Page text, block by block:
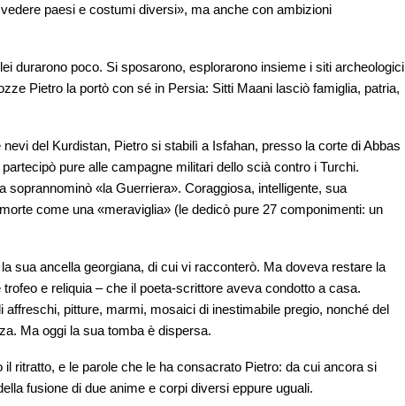
paesi e costumi diversi», ma anche con ambizioni
durarono poco. Si sposarono, esplorarono insieme i siti archeologici
Pietro la portò con sé in Persia: Sitti Maani lasciò famiglia, patria,
del Kurdistan, Pietro si stabilì a Isfahan, presso la corte di Abbas
pure alle campagne militari dello scià contro i Turchi.
soprannominò «la Guerriera». Coraggiosa, intelligente, sua
come una «meraviglia» (le dedicò pure 27 componimenti: un
sua ancella georgiana, di cui vi racconterò. Ma doveva restare la
e reliquia – che il poeta-scrittore aveva condotto a casa.
affreschi, pitture, marmi, mosaici di inestimabile pregio, nonché del
Ma oggi la sua tomba è dispersa.
ritratto, e le parole che le ha consacrato Pietro: da cui ancora si
fusione di due anime e corpi diversi eppure uguali.